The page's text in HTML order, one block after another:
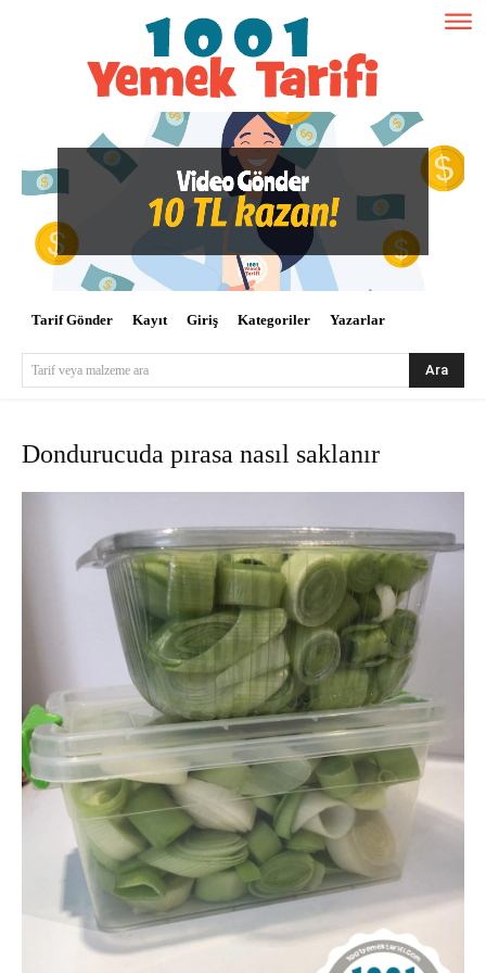
Tarif Gönder Kayıt Giriş Kategoriler Yazarlar
Tarif veya malzeme ara Ara
Dondurucuda pırasa nasıl saklanır